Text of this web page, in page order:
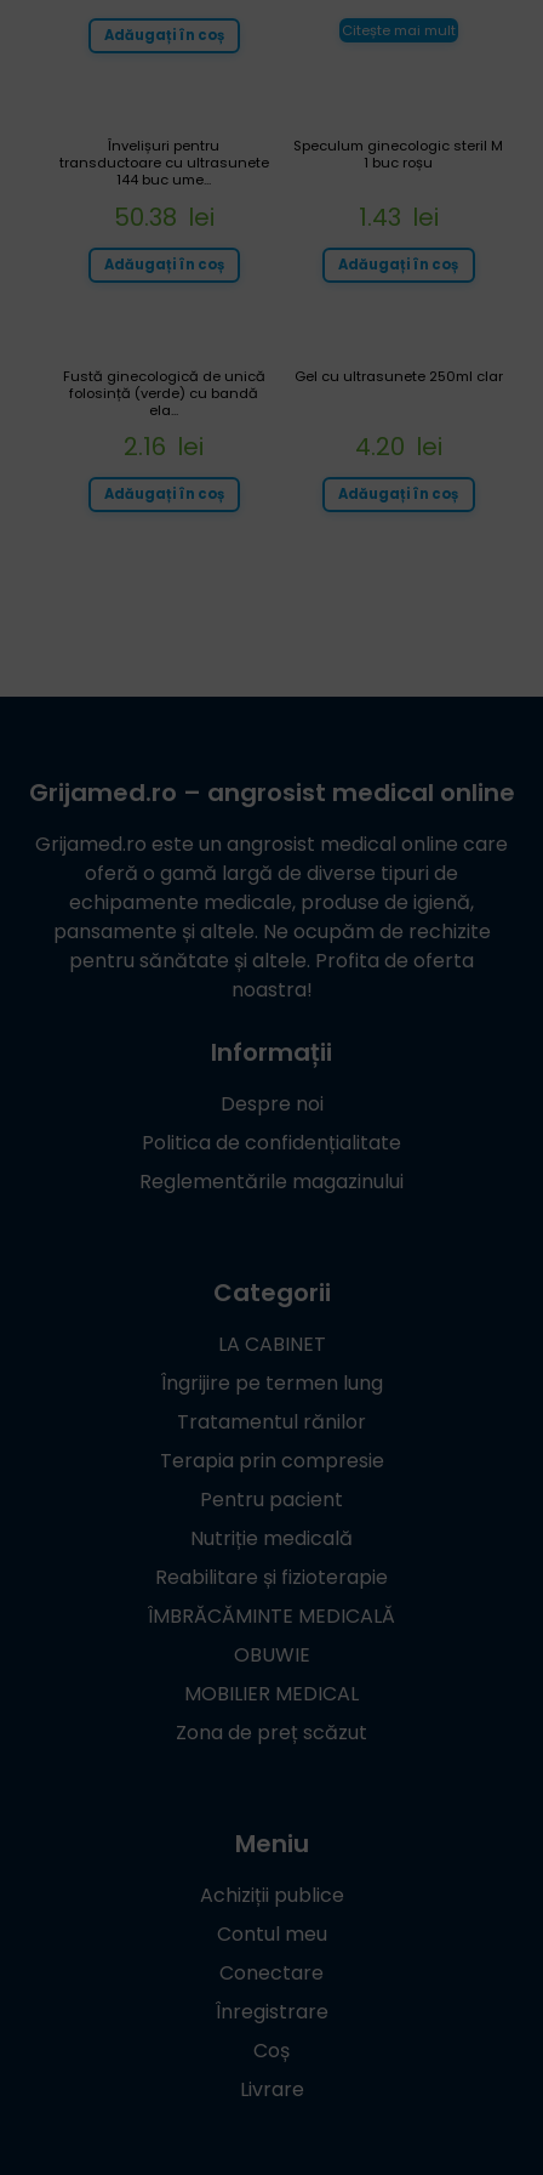
Citește mai mult
Adăugați în coș
Speculum ginecologic steril M
1 buc roșu
1.43 lei
Adăugați în coș
Învelișuri pentru
transductoare cu ultrasunete
144 buc ume...
50.38 lei
Adăugați în coș
Gel cu ultrasunete 250ml clar
4.20 lei
Adăugați în coș
Fustă ginecologică de unică
folosință (verde) cu bandă
ela...
2.16 lei
Adăugați în coș
Grijamed.ro – angrosist medical online
Grijamed.ro este un angrosist medical online care
oferă o gamă largă de diverse tipuri de
echipamente medicale, produse de igienă,
pansamente și altele. Ne ocupăm de rechizite
pentru sănătate și altele. Profita de oferta
noastra!
Informații
Despre noi
Politica de confidențialitate
Reglementările magazinului
Categorii
LA CABINET
Îngrijire pe termen lung
Tratamentul rănilor
Terapia prin compresie
Pentru pacient
Nutriție medicală
Reabilitare și fizioterapie
ÎMBRĂCĂMINTE MEDICALĂ
OBUWIE
MOBILIER MEDICAL
Zona de preț scăzut
Meniu
Achiziții publice
Contul meu
Conectare
Înregistrare
Coș
Livrare